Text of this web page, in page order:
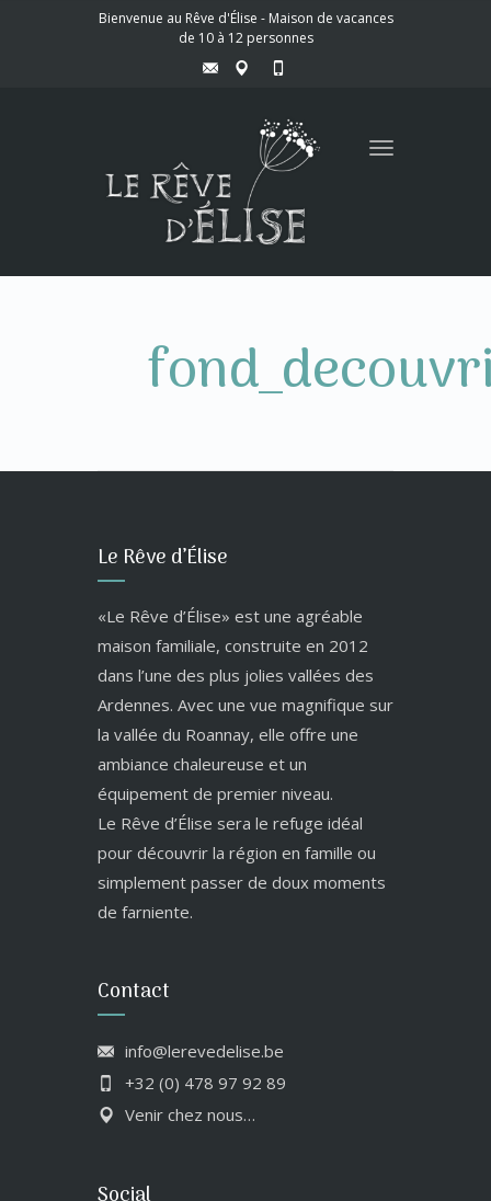
Bienvenue au Rêve d'Élise - Maison de vacances
de 10 à 12 personnes
Toggle
Le Rêve d’Élise
«Le Rêve d’Élise» est une agréable
maison familiale, construite en 2012
dans l’une des plus jolies vallées des
Ardennes. Avec une vue magnifique sur
la vallée du Roannay, elle offre une
ambiance chaleureuse et un
équipement de premier niveau.
Le Rêve d’Élise sera le refuge idéal
pour découvrir la région en famille ou
simplement passer de doux moments
de farniente.
Contact
info@lerevedelise.be
+32 (0) 478 97 92 89
Venir chez nous…